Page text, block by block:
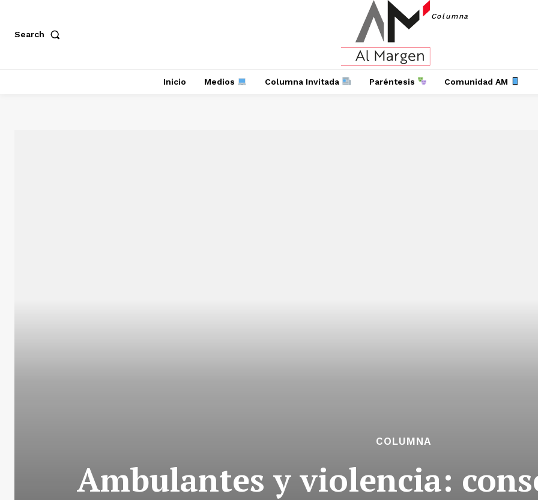
Search
Columna
Inicio Medios Columna Invitada Paréntesis Comunidad AM
COLUMNA
Ambulantes y violencia: